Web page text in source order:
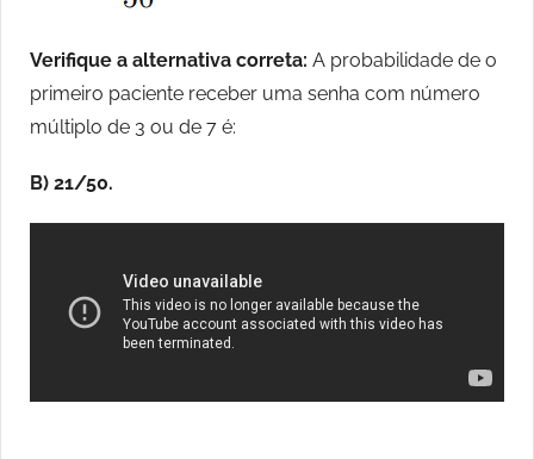
Verifique a alternativa correta: A probabilidade de o
primeiro paciente receber uma senha com número
múltiplo de 3 ou de 7 é:
B) 21/50.